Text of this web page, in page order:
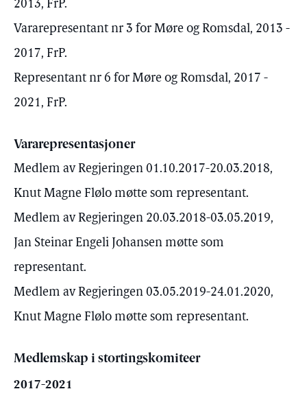
2013, FrP.
Vararepresentant nr 3 for Møre og Romsdal, 2013 -
2017, FrP.
Representant nr 6 for Møre og Romsdal, 2017 -
2021, FrP.
Vararepresentasjoner
Medlem av Regjeringen 01.10.2017-20.03.2018,
Knut Magne Flølo møtte som representant.
Medlem av Regjeringen 20.03.2018-03.05.2019,
Jan Steinar Engeli Johansen møtte som
representant.
Medlem av Regjeringen 03.05.2019-24.01.2020,
Knut Magne Flølo møtte som representant.
Medlemskap i stortingskomiteer
2017-2021